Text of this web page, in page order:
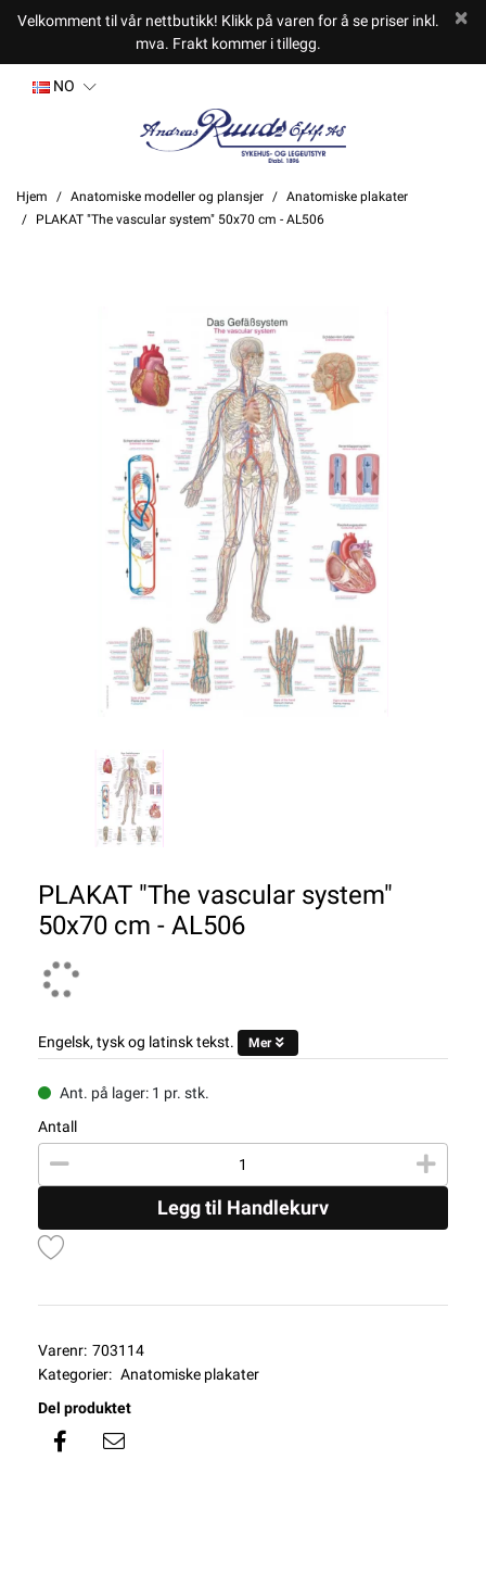
Velkomment til vår nettbutikk! Klikk på varen for å se priser inkl.
mva. Frakt kommer i tillegg.
NO
Hjem Anatomiske modeller og plansjer
Anatomiske plakater
PLAKAT "The vascular system" 50x70 cm - AL506
PLAKAT "The vascular system"
50x70 cm - AL506
Engelsk, tysk og latinsk tekst. Mer
Ant. på lager: 1 pr. stk.
Antall
Legg til Handlekurv
Varenr: 703114
Kategorier: Anatomiske plakater
Del produktet